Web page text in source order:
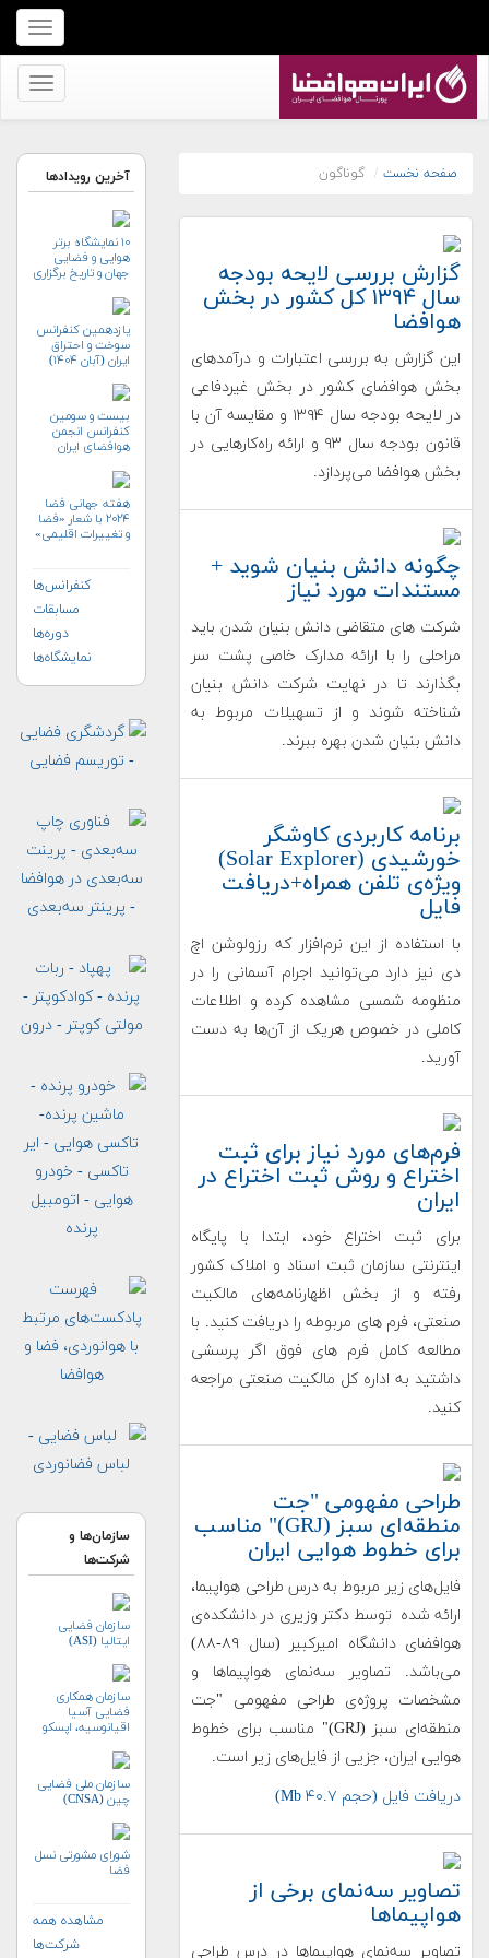
برای
نمایش
منو
برای
صفحه نخست گوناگون
گزارش بررسی لایحه بودجه
سال ۱۳۹۴ کل کشور در بخش
هوافضا
این گزارش به بررسی اعتبارات و درآمدهای
بخش هوافضای کشور در بخش غیردفاعی
در لایحه بودجه سال ۱۳۹۴ و مقایسه آن با
قانون بودجه سال ۹۳ و ارائه راه‌کارهایی در
بخش هوافضا می‌پردازد.
چگونه دانش بنیان شوید +
مستندات مورد نیاز
شرکت های متقاضی دانش بنیان شدن باید
مراحلی را با ارائه مدارک خاصی پشت سر
بگذارند تا در نهایت شرکت دانش بنیان
شناخته شوند و از تسهیلات مربوط به
دانش بنیان شدن بهره ببرند.
برنامه کاربردی کاوشگر
خورشیدی (Solar Explorer)
ویژه‌ی تلفن همراه+دریافت
فایل
با استفاده از این نرم‌افزار که رزولوشن اچ
دی نیز دارد می‌توانید اجرام آسمانی را در
منظومه شمسی مشاهده کرده و اطلاعات
کاملی در خصوص هریک از آن‌ها به دست
آورید.
فرم‌های مورد نیاز برای ثبت
اختراع و روش ثبت اختراع در
ایران
برای ثبت اختراع خود، ابتدا با پایگاه
اینترنتی سازمان ثبت اسناد و املاک کشور
رفته و از بخش اظهارنامه‌های مالکیت
صنعتی، فرم های مربوطه را دریافت کنید. با
مطالعه‌ کامل فرم های فوق اگر پرسشی
داشتید به اداره کل مالکیت صنعتی مراجعه
کنید.
طراحی مفهومی "جت
منطقه‌ای سبز (GRJ)" مناسب
برای خطوط هوایی ایران
فایل‌های زیر مربوط به درس طراحی هواپیما،
ارائه شده توسط دکتر وزیری در دانشکده‌ی
هوافضای دانشگاه امیرکبیر (سال ۸۹-۸۸)
می‌باشد. تصاویر سه‌نمای هواپیماها و
مشخصات پروژه‌ی طراحی مفهومی "جت
منطقه‌ای سبز (GRJ)" مناسب برای خطوط
هوایی ایران، جزیی از فایل‌های زیر است.
دریافت فایل (حجم ۴۰.۷ Mb)
تصاویر سه‌نمای برخی از
هواپیماها
تصاویر سه‌‌نمای هواپیماها در درس طراحی
آخرین رویدادها
۱۰ نمایشگاه برتر
هوایی و فضایی
جهان و تاریخ برگزاری
یازدهمین کنفرانس
سوخت و احتراق
ایران (آبان‌ ۱۴۰۴)
بیست و سومین
کنفرانس انجمن
هوافضای ايران
هفته جهانی فضا
۲۰۲۴ با شعار «فضا
و تغییرات اقلیمی»
کنفرانس‌ها
مسابقات
دوره‌ها
نمایشگاه‌ها
سازمان‌ها و
شرکت‌ها
سازمان فضایی
ایتالیا (ASI)
سازمان همکاری
فضایی آسیا
اقیانوسیه، اپسکو
سازمان ملی فضایی
چین (CNSA)
شورای مشورتی نسل
فضا
مشاهده همه
شرکت‌ها